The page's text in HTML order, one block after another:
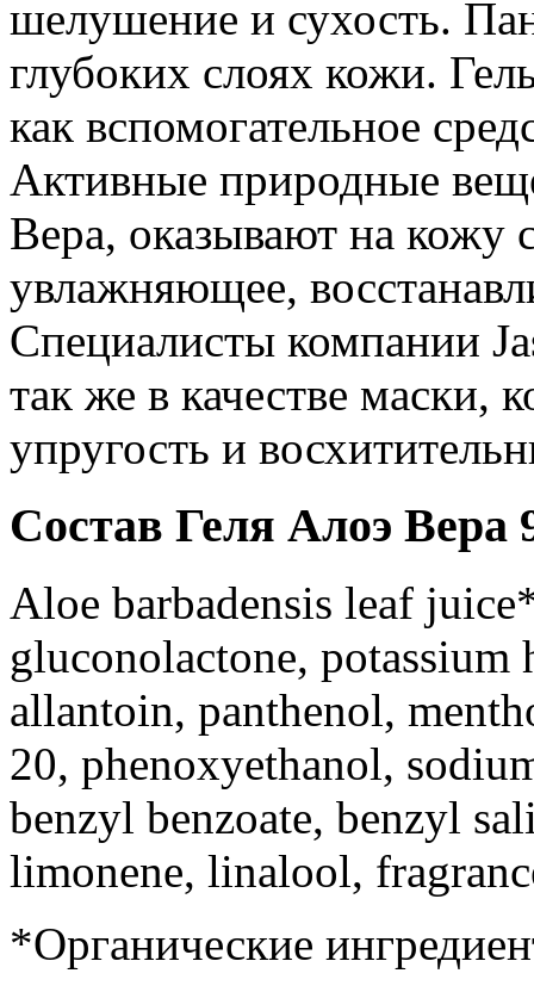
шелушение и сухость.
глубоких слоях кожи.
как вспомогательное
Активные природные
Вера, оказывают на
увлажняющее,
Специалисты компании
так же в качестве маски,
упругость и
Состав Геля Алоэ Вера
Aloe barbadensis leaf
gluconolactone,
allantoin, panthenol,
20, phenoxyethanol,
benzyl benzoate, benzyl
limonene, linalool,
*Органические